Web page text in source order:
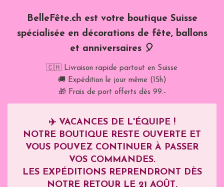
BelleFête.ch est votre boutique Suisse
spécialisée en décorations de fête, ballons
et anniversaires 🎈
🇨🇭 Livraison rapide partout en Suisse
🚚 Expédition le jour même (15h)
🎁 Frais de port offerts dès 99.-
✈️ VACANCES DE L'ÉQUIPE !
NOTRE BOUTIQUE RESTE OUVERTE ET
VOUS POUVEZ CONTINUER À PASSER
VOS COMMANDES.
LES EXPÉDITIONS REPRENDRONT DÈS
NOTRE RETOUR LE 21 AOÛT.